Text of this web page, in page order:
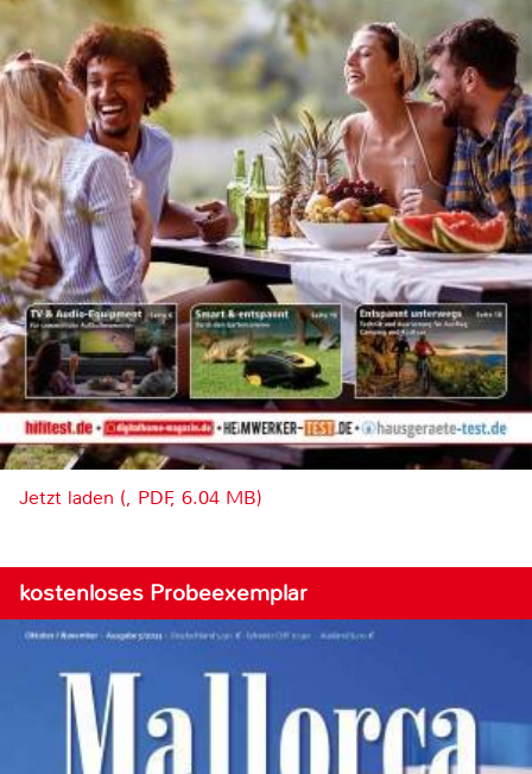
Jetzt laden (, PDF, 6.04 MB)
kostenloses Probeexemplar